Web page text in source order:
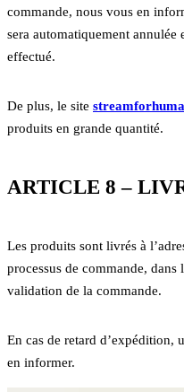
commande, nous vous en
sera automatiquement annulée
effectué.
De plus, le site
produits en grande quantité.
ARTICLE 8 –
Les produits sont livrés à
processus de commande,
validation de la commande.
En cas de retard d’expédition,
en informer.